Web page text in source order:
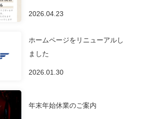
2026.04.23
ホームページをリニューアルし
ました
2026.01.30
年末年始休業のご案内